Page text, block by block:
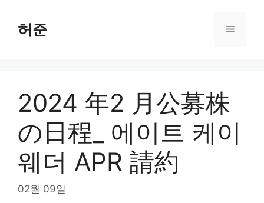
content
허준 Menu
2024 年2 月公募株
の日程_ 에이트 케이
웨더 APR 請約
02월 09일